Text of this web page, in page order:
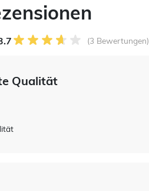
(3 Bewertungen)
Qualität